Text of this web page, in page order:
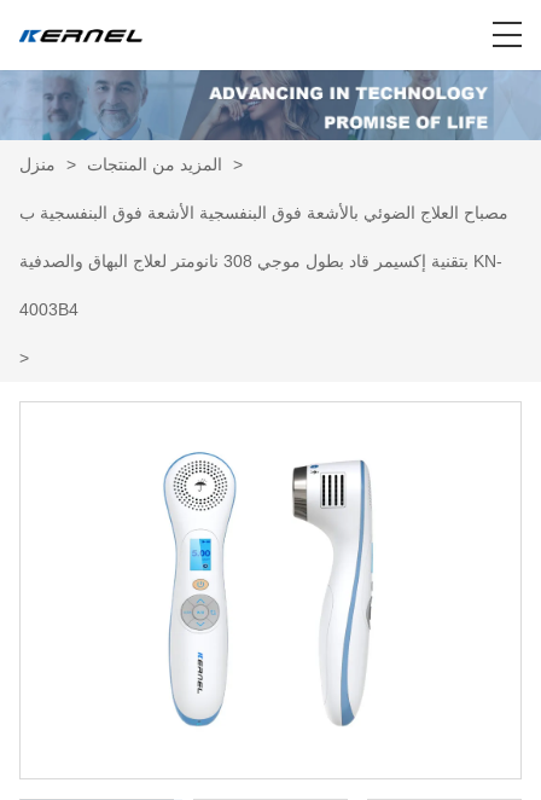
منزل > المزيد من المنتجات >
مصباح العلاج الضوئي بالأشعة فوق البنفسجية الأشعة فوق البنفسجية ب
بتقنية إكسيمر قاد بطول موجي 308 نانومتر لعلاج البهاق والصدفية KN-
4003B4
>